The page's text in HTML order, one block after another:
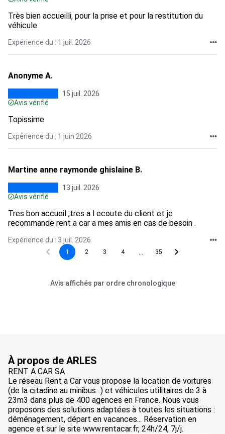
Très bien accueilli, pour la prise et pour la restitution du
véhicule
Expérience du : 1 juil. 2026
Anonyme A.
15 juil. 2026
Avis vérifié
Topissime
Expérience du : 1 juin 2026
Martine anne raymonde ghislaine B.
13 juil. 2026
Avis vérifié
Tres bon accueil ,tres a l ecoute du client et je
recommande rent a car a mes amis en cas de besoin .
Expérience du : 3 juil. 2026
1 2 3 4 35
Avis affichés par ordre chronologique
À propos de ARLES
RENT A CAR SA
Le réseau Rent a Car vous propose la location de voitures
(de la citadine au minibus...) et véhicules utilitaires de 3 à
23m3 dans plus de 400 agences en France. Nous vous
proposons des solutions adaptées à toutes les situations :
déménagement, départ en vacances... Réservation en
agence et sur le site www.rentacar.fr, 24h/24, 7j/j.